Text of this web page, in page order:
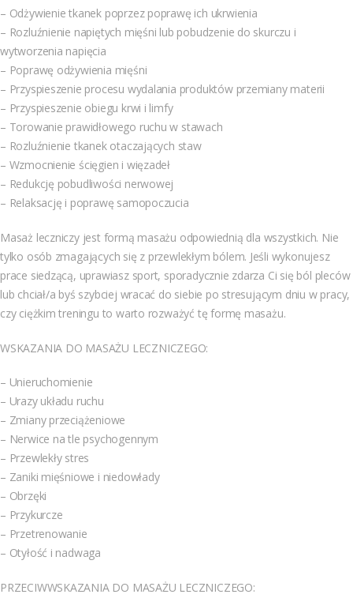
– Odżywienie tkanek poprzez poprawę ich ukrwienia
– Rozluźnienie napiętych mięśni lub pobudzenie do skurczu i
wytworzenia napięcia
– Poprawę odżywienia mięśni
– Przyspieszenie procesu wydalania produktów przemiany materii
– Przyspieszenie obiegu krwi i limfy
– Torowanie prawidłowego ruchu w stawach
– Rozluźnienie tkanek otaczających staw
– Wzmocnienie ścięgien i więzadeł
– Redukcję pobudliwości nerwowej
– Relaksację i poprawę samopoczucia
Masaż leczniczy jest formą masażu odpowiednią dla wszystkich. Nie
tylko osób zmagających się z przewlekłym bólem. Jeśli wykonujesz
prace siedzącą, uprawiasz sport, sporadycznie zdarza Ci się ból pleców
lub chciał/a byś szybciej wracać do siebie po stresującym dniu w pracy,
czy ciężkim treningu to warto rozważyć tę formę masażu.
WSKAZANIA DO MASAŻU LECZNICZEGO:
– Unieruchomienie
– Urazy układu ruchu
– Zmiany przeciążeniowe
– Nerwice na tle psychogennym
– Przewlekły stres
– Zaniki mięśniowe i niedowłady
– Obrzęki
– Przykurcze
– Przetrenowanie
– Otyłość i nadwaga
PRZECIWWSKAZANIA DO MASAŻU LECZNICZEGO: